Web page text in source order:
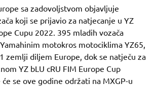
sa zadovoljstvom objavljuje
koji se prijavio za natjecanje u YZ
Cupu 2022. 395 mladih vozača
motokros motociklima YZ65,
zemlji diljem Europe, dok se natječu za
YZ bLU cRU FIM Europe Cup
se ove godine održati na MXGP-u